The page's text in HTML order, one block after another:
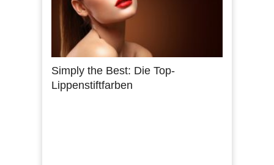
Simply the Best: Die Top-
Lippenstiftfarben